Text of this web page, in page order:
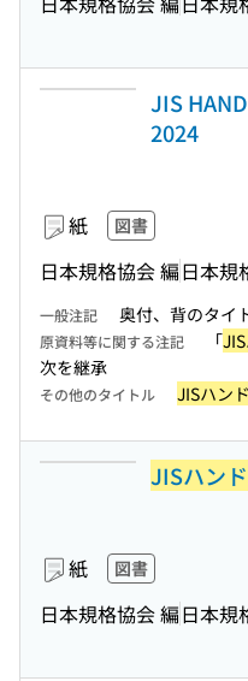
JIS
2024
紙 図書
日本規格協会 編日本規
一般注記 奥付、背のタイ
原資料等に関する注記 「
次を継承
その他のタイトル JISハン
JISハン
紙 図書
日本規格協会 編日本規